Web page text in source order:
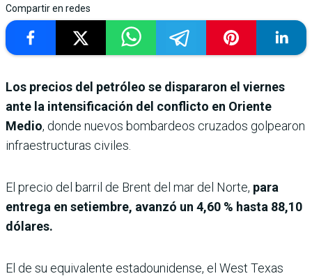
Compartir en redes
Los precios del petróleo se dispararon el viernes
ante la intensificación del conflicto en Oriente
Medio, donde nuevos bombardeos cruzados golpearon
infraestructuras civiles.
El precio del barril de Brent del mar del Norte, para
entrega en setiembre, avanzó un 4,60 % hasta 88,10
dólares.
El de su equivalente estadounidense, el West Texas